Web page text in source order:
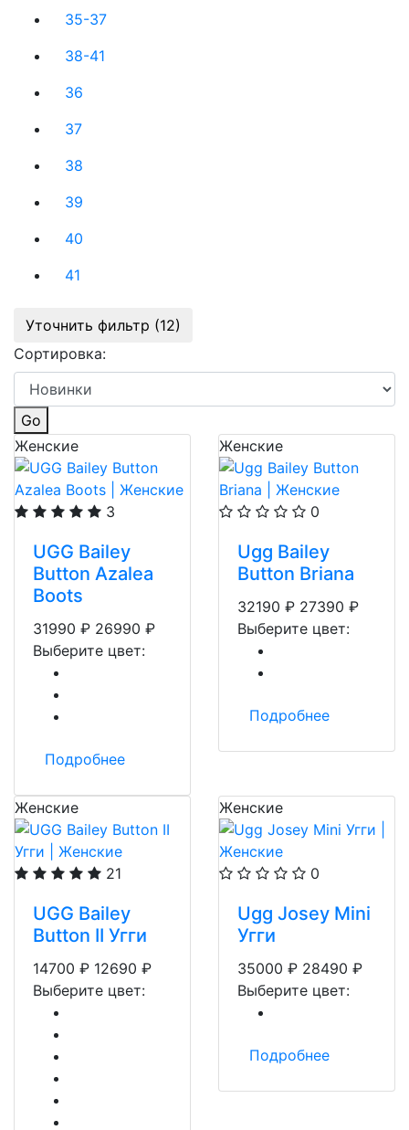
35-37
38-41
36
37
38
39
40
41
Уточнить фильтр (12)
Сортировка:
Go
Женские
3
UGG Bailey
Button Azalea
Boots
31990 ₽ 26990 ₽
Выберите цвет:
Подробнее
Женские
0
Ugg Bailey
Button Briana
32190 ₽ 27390 ₽
Выберите цвет:
Подробнее
Женские
21
UGG Bailey
Button II Угги
14700 ₽ 12690 ₽
Выберите цвет:
Женские
0
Ugg Josey Mini
Угги
35000 ₽ 28490 ₽
Выберите цвет:
Подробнее